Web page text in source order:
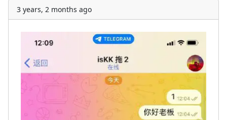
3 years, 2 months ago